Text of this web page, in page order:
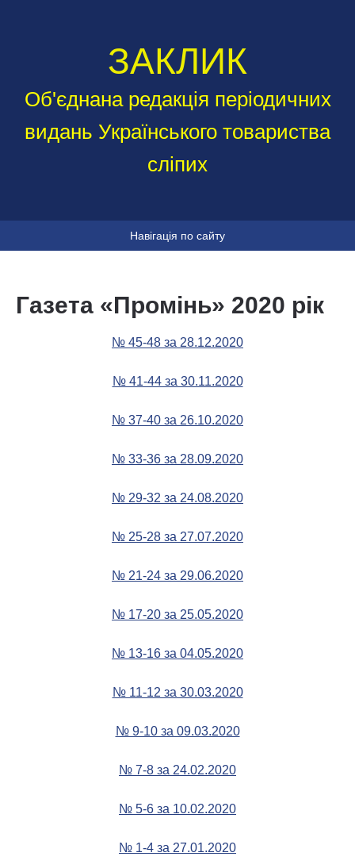
ЗАКЛИК
Об'єднана редакція періодичних
видань Українського товариства
сліпих
Навігація по сайту
Газета «Промінь» 2020 рік
№ 45-48 за 28.12.2020
№ 41-44 за 30.11.2020
№ 37-40 за 26.10.2020
№ 33-36 за 28.09.2020
№ 29-32 за 24.08.2020
№ 25-28 за 27.07.2020
№ 21-24 за 29.06.2020
№ 17-20 за 25.05.2020
№ 13-16 за 04.05.2020
№ 11-12 за 30.03.2020
№ 9-10 за 09.03.2020
№ 7-8 за 24.02.2020
№ 5-6 за 10.02.2020
№ 1-4 за 27.01.2020